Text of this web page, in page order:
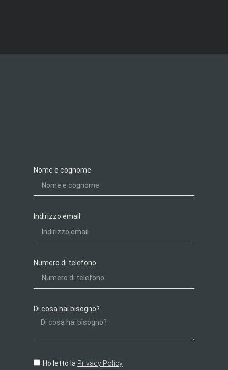
Nome e cognome
Indirizzo email
Numero di telefono
Di cosa hai bisogno?
Ho letto la Privacy Policy